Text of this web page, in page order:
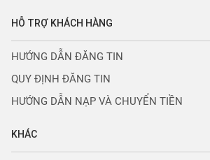
HỖ TRỢ KHÁCH HÀNG
HƯỚNG DẪN ĐĂNG TIN
QUY ĐỊNH ĐĂNG TIN
HƯỚNG DẪN NẠP VÀ CHUYỂN TIỀN
KHÁC